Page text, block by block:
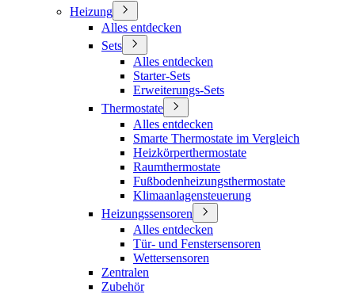
Heizung
Alles entdecken
Sets
Alles entdecken
Starter-Sets
Erweiterungs-Sets
Thermostate
Alles entdecken
Smarte Thermostate im Vergleich
Heizkörperthermostate
Raumthermostate
Fußbodenheizungsthermostate
Klimaanlagensteuerung
Heizungssensoren
Alles entdecken
Tür- und Fenstersensoren
Wettersensoren
Zentralen
Zubehör